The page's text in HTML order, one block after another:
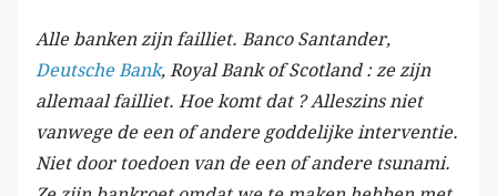
Alle banken zijn failliet. Banco Santander,
Deutsche Bank, Royal Bank of Scotland : ze zijn
allemaal failliet. Hoe komt dat ? Alleszins niet
vanwege de een of andere goddelijke interventie.
Niet door toedoen van de een of andere tsunami.